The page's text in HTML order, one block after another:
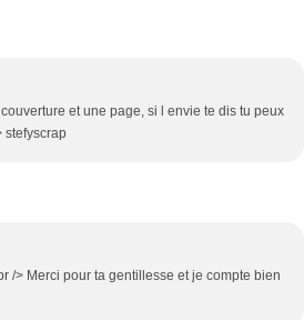
et une page, si l envie te dis tu peux
stefyscrap
/> Merci pour ta gentillesse et je compte bien